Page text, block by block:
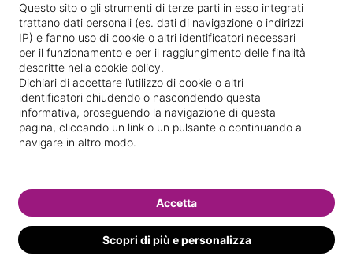
Specializzata inEpilazione con cera
Vedi le informazioni di DANIELA
Questo sito o gli strumenti di terze parti in esso integrati
trattano dati personali (es. dati di navigazione o indirizzi
IP) e fanno uso di cookie o altri identificatori necessari
per il funzionamento e per il raggiungimento delle finalità
descritte nella cookie policy.
Dichiari di accettare l’utilizzo di cookie o altri
identificatori chiudendo o nascondendo questa
informativa, proseguendo la navigazione di questa
pagina, cliccando un link o un pulsante o continuando a
navigare in altro modo.
Scopri di più e personalizza
Accetta